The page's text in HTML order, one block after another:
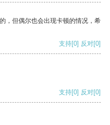
，但偶尔也会出现卡顿的情况，希
支持[0] 反对[0]
支持[0] 反对[0]